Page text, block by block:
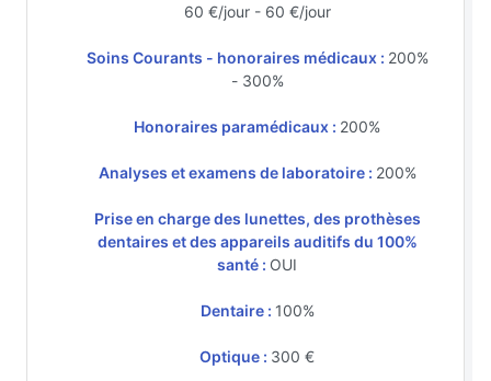
60 €/jour - 60 €/jour
Soins Courants - honoraires médicaux : 200%
- 300%
Honoraires paramédicaux : 200%
Analyses et examens de laboratoire : 200%
Prise en charge des lunettes, des prothèses
dentaires et des appareils auditifs du 100%
santé : OUI
Dentaire : 100%
Optique : 300 €